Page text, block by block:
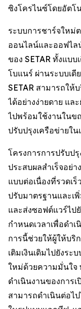
ซิงโครไนซ์โดยอัตโ
ระบบการชาร์จใหม่
ออนไลน์และออฟไ
ของ SETAR ทั้งแบ
โบแนร์ ผ่านระบบเดี
SETAR สามารถใ
ได้อย่างง่ายดาย แล
ไปพร้อมใช้งานในข
ปรับปรุงเครือข่ายใ
โครงการการปรับป
ประสบผลสำเร็จอย่
แบบต่อเนื่องที่รวดเ
ปรับมาตรฐานและเ
และส่งซอฟต์แวร์ไป
กำหนดเวลาเพื่อดำ
การนี้ช่วยให้ผู้ให้บริ
เติมเงินเดิมไปยังระ
ใหม่ด้วยความมั่นใ
ดำเนินงานของการ
สามารถดำเนินต่อไ